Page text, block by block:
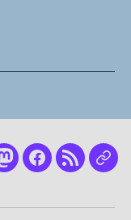
MastodonFacebook
RSS